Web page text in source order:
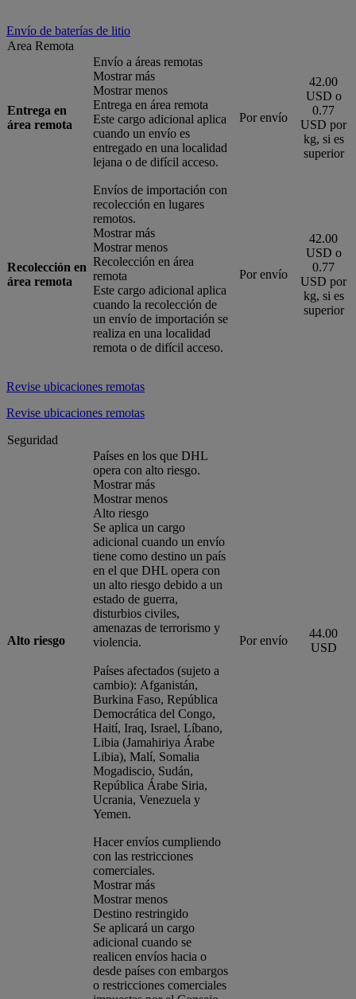
Envío de baterías de litio
Area Remota
Entrega en
área remota
Envío a áreas remotas
Mostrar más
Mostrar menos
Entrega en área remota
Este cargo adicional aplica
cuando un envío es
entregado en una localidad
lejana o de difícil acceso.
Por envío
42.00
USD o
0.77
USD por
kg, si es
superior
Recolección en
área remota
Envíos de importación con
recolección en lugares
remotos.
Mostrar más
Mostrar menos
Recolección en área
remota
Este cargo adicional aplica
cuando la recolección de
un envío de importación se
realiza en una localidad
remota o de difícil acceso.
Por envío
42.00
USD o
0.77
USD por
kg, si es
superior
Revise ubicaciones remotas
Revise ubicaciones remotas
Seguridad
Alto riesgo
Países en los que DHL
opera con alto riesgo.
Mostrar más
Mostrar menos
Alto riesgo
Se aplica un cargo
adicional cuando un envío
tiene como destino un país
en el que DHL opera con
un alto riesgo debido a un
estado de guerra,
disturbios civiles,
amenazas de terrorismo y
violencia.
Países afectados (sujeto a
cambio): Afganistán,
Burkina Faso, República
Democrática del Congo,
Haití, Iraq, Israel, Líbano,
Libia (Jamahiriya Árabe
Libia), Malí, Somalia
Mogadiscio, Sudán,
República Árabe Siria,
Ucrania, Venezuela y
Yemen.
Por envío
44.00
USD
Hacer envíos cumpliendo
con las restricciones
comerciales.
Mostrar más
Mostrar menos
Destino restringido
Se aplicará un cargo
adicional cuando se
realicen envíos hacia o
desde países con embargos
o restricciones comerciales